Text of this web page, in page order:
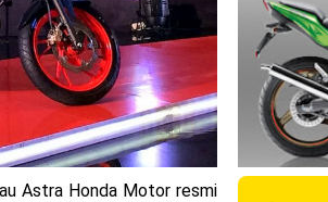
R1 dan YZF-R1M model 2025 !
KRT Edition 2025
KTM !
Astra Honda Motor resmi